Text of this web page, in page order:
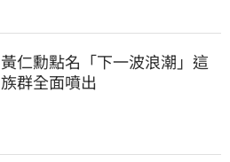
黃仁勳點名「下一波浪潮」這
族群全面噴出